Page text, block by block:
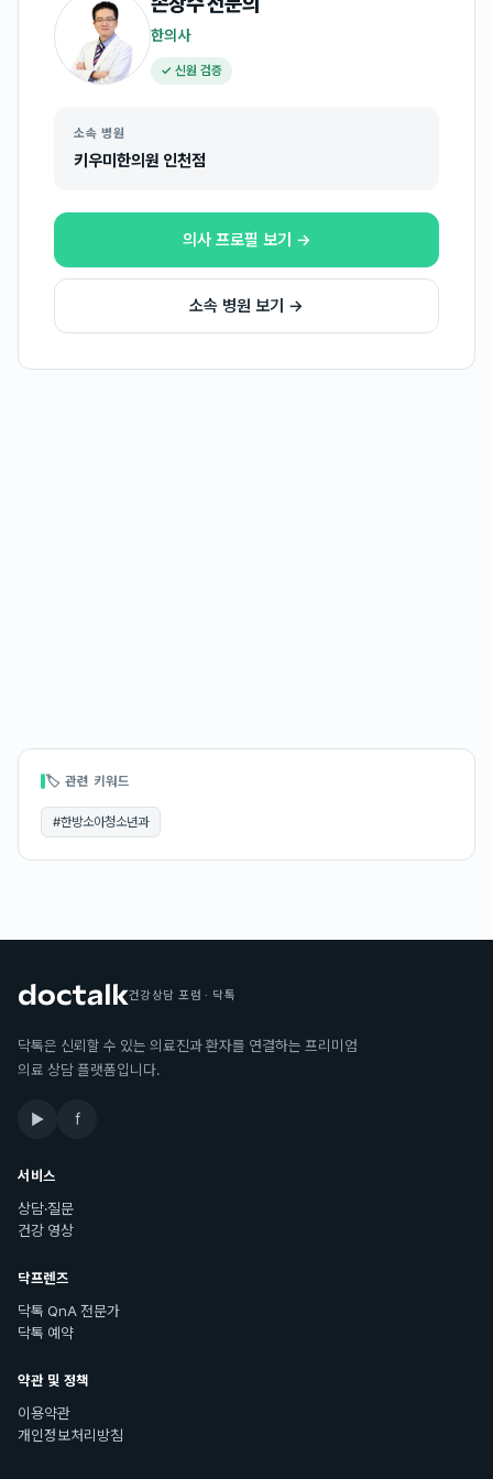
한의사
✓ 신원 검증
소속 병원
키우미한의원 인천점
의사 프로필 보기 →
소속 병원 보기 →
🏷 관련 키워드
#한방소아청소년과
건강상담 포럼 · 닥톡
닥톡은 신뢰할 수 있는 의료진과 환자를 연결하는 프리미엄
의료 상담 플랫폼입니다.
▶ f
서비스
상담·질문
건강 영상
닥프렌즈
닥톡 QnA 전문가
닥톡 예약
약관 및 정책
이용약관
개인정보처리방침